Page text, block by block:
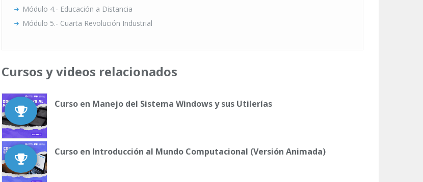
Módulo 4.- Educación a Distancia
Módulo 5.- Cuarta Revolución Industrial
Cursos y videos relacionados
Curso en Manejo del Sistema Windows y sus Utilerías
Curso en Introducción al Mundo Computacional (Versión Animada)